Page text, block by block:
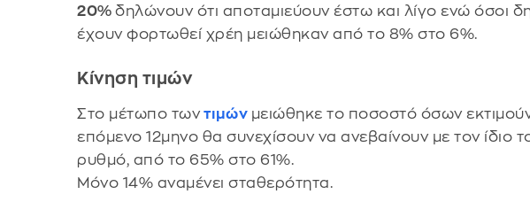
20%δηλώνουν ότι αποταμιεύουν έστω και λίγο ενώ όσοι
έχουν φορτωθεί χρέη μειώθηκαν από το 8% στο 6%.
Κίνηση τιμών
Στο μέτωπο των τιμών μειώθηκε το ποσοστό όσων εκτιμούν
επόμενο 12μηνο θα συνεχίσουν να ανεβαίνουν με τον ίδιο
ρυθμό, από το 65% στο 61%.
Μόνο 14% αναμένει σταθερότητα.